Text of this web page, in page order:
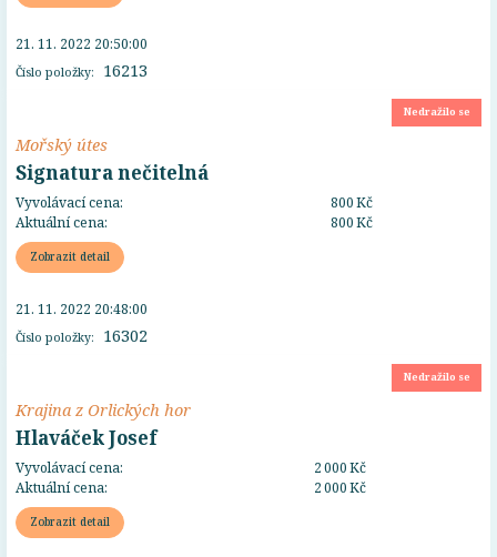
Číslo položky: 16213
21. 11. 2022 20:50:00
Nedražilo se
Mořský útes
Signatura nečitelná
Vyvolávací cena:
800 Kč
Aktuální cena:
800 Kč
Zobrazit detail
Číslo položky: 16302
21. 11. 2022 20:48:00
Nedražilo se
Krajina z Orlických hor
Hlaváček Josef
Vyvolávací cena:
2 000 Kč
Aktuální cena:
2 000 Kč
Zobrazit detail